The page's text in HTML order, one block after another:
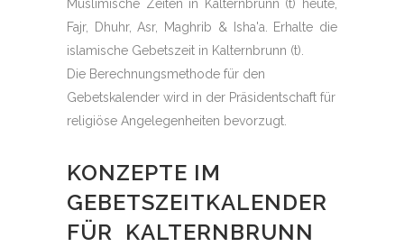
Muslimische Zeiten in Kalternbrunn (t) heute,
Fajr, Dhuhr, Asr, Maghrib & Isha'a. Erhalte die
islamische Gebetszeit in Kalternbrunn (t).
Die Berechnungsmethode für den
Gebetskalender wird in der Präsidentschaft für
religiöse Angelegenheiten bevorzugt.
KONZEPTE IM
GEBETSZEITKALENDER
FÜR KALTERNBRUNN